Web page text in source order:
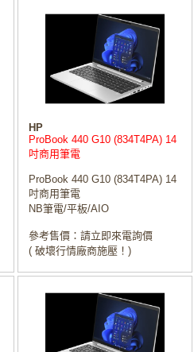
HP
ProBook 440 G10 (834T4PA) 14
吋商用筆電
ProBook 440 G10 (834T4PA) 14
吋商用筆電
NB筆電/平板/AIO
參考售價：請立即來電詢價
( 破壞行情廠商施壓！)